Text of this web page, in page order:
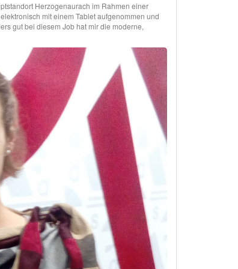
Herzogenaurach im Rahmen einer
mit einem Tablet aufgenommen und
gut bei diesem Job hat mir die moderne,